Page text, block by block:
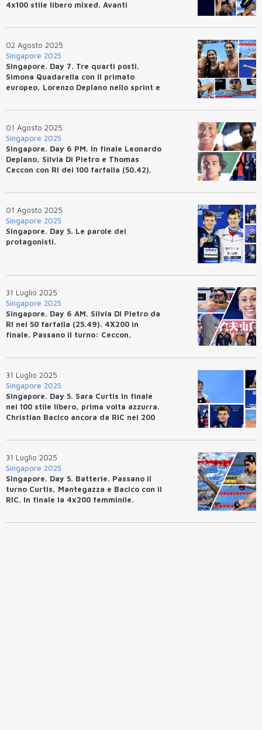
4x100 stile libero mixed. Avanti
02 Agosto 2025
Singapore 2025
Singapore. Day 7. Tre quarti posti.
Simona Quadarella con il primato
europeo, Lorenzo Deplano nello sprint e
italiano.
01 Agosto 2025
Singapore 2025
Singapore. Day 6 PM. In finale Leonardo
Deplano, Silvia Di Pietro e Thomas
Ceccon con RI dei 100 farfalla (50.42).
01 Agosto 2025
Singapore 2025
Singapore. Day 5. Le parole dei
protagonisti.
31 Luglio 2025
Singapore 2025
Singapore. Day 6 AM. Silvia DI Pietro da
RI nei 50 farfalla (25.49). 4X200 in
finale. Passano il turno: Ceccon,
31 Luglio 2025
Singapore 2025
Singapore. Day 5. Sara Curtis in finale
nei 100 stile libero, prima volta azzurra.
Christian Bacico ancora da RIC nei 200
31 Luglio 2025
Singapore 2025
Singapore. Day 5. Batterie. Passano il
turno Curtis, Mantegazza e Bacico con il
RIC. In finale la 4x200 femminile.